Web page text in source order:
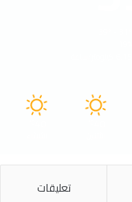
تعليقات